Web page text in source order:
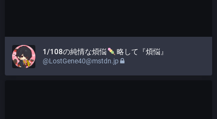
1/108の純情な煩悩 略して『煩悩』
@LostGene40@mstdn.jp